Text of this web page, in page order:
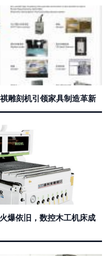
雕刻机引领家具制造革新
爆依旧，数控木工机床成